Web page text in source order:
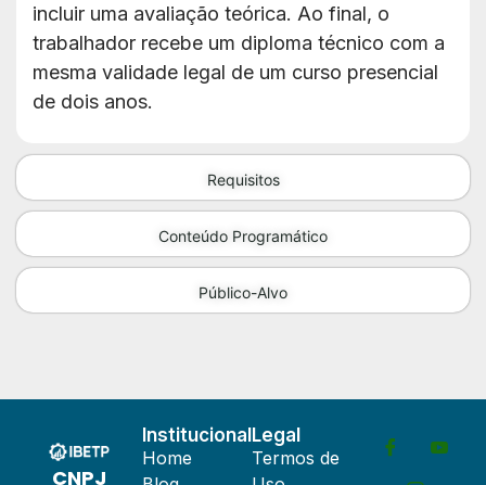
Requisitos
Conteúdo Programático
Público-Alvo
incluir uma avaliação teórica. Ao final, o
trabalhador recebe um diploma técnico com a
mesma validade legal de um curso presencial
de dois anos.
CNPJ
Institucional
Home
Legal
Termos de